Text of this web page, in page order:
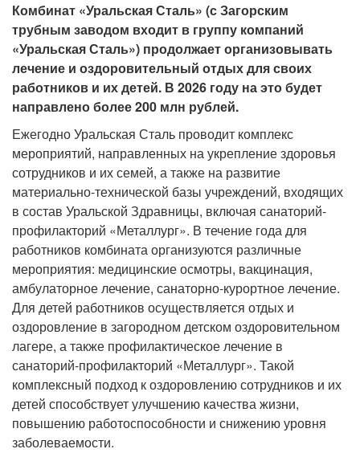
Комбинат «Уральская Сталь» (с Загорским
трубным заводом входит в группу компаний
«Уральская Сталь») продолжает организовывать
лечение и оздоровительный отдых для своих
работников и их детей. В 2026 году на это будет
направлено более 200 млн рублей.
Ежегодно Уральская Сталь проводит комплекс
мероприятий, направленных на укрепление здоровья
сотрудников и их семей, а также на развитие
материально-технической базы учреждений, входящих
в состав Уральской Здравницы, включая санаторий-
профилакторий «Металлург». В течение года для
работников комбината организуются различные
мероприятия: медицинские осмотры, вакцинация,
амбулаторное лечение, санаторно-курортное лечение.
Для детей работников осуществляется отдых и
оздоровление в загородном детском оздоровительном
лагере, а также профилактическое лечение в
санаторий-профилакторий «Металлург». Такой
комплексный подход к оздоровлению сотрудников и их
детей способствует улучшению качества жизни,
повышению работоспособности и снижению уровня
заболеваемости.